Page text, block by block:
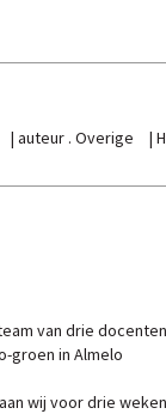
auteur . Overige
van drie
groen in Almelo
wij voor drie